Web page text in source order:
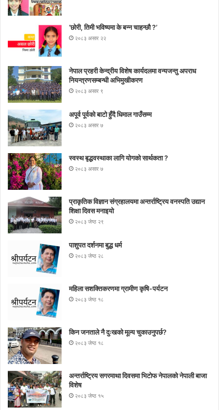
‘छोरी, तिमी भविष्यमा के बन्न चाहन्छौ ?’
२०८३ असार २२
नेपाल प्रहरी केन्द्रीय विशेष कार्यदलमा वन्यजन्तु अपराध
नियन्त्रणसम्बन्धी अभिमुखीकरण
२०८३ असार ९
अपूर्व पूर्वको बाटो हुँदै धिमाल गाउँसम्म
२०८३ असार ७
स्वस्थ बृद्धवस्थाका लागि योगको सार्थकता ?
२०८३ असार ७
प्राकृतिक विज्ञान संग्रहालयमा अन्तर्राष्ट्रिय वनस्पति उद्यान
शिक्षा दिवस मनाइयाे
२०८३ जेष्ठ २९
पाशुपत दर्शनमा बुद्ध धर्म​
२०८३ जेष्ठ २८
महिला सशक्तिकरणमा ग्रामीण कृषि-पर्यटन
२०८३ जेष्ठ १८
किन जनताले नै दुःखको मूल्य चुकाउनुपर्छ?
२०८३ जेष्ठ १८
अन्तर्राष्ट्रिय सगरमाथा दिवसमा भिटाेफ नेपालकाे नेपाली बाजा
विशेष
२०८३ जेष्ठ १५